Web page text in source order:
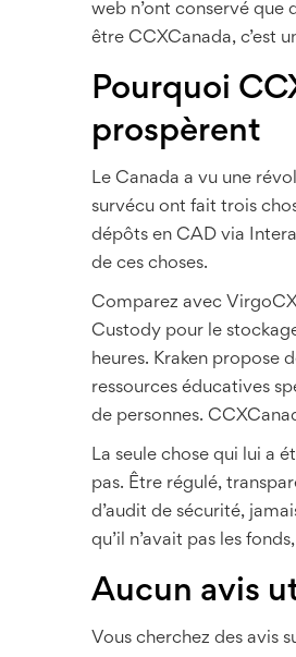
web n’ont conservé que
être CCXCanada, c’est
Pourquoi
prospèrent
Le Canada a vu une
survécu ont fait trois
dépôts en CAD via
de ces choses.
Comparez avec
Custody pour le
heures. Kraken propose
ressources éducatives
de personnes.
La seule chose qui lui a
pas. Être régulé,
d’audit de sécurité,
qu’il n’avait pas les
Aucun avis
Vous cherchez des avis